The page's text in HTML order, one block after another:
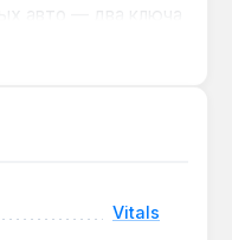
авто — два ключа
№45 с
подходит для
Vitals